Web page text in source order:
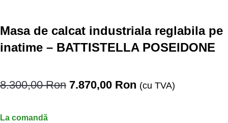
Masa de calcat industriala reglabila pe
inatime – BATTISTELLA POSEIDONE
8.300,00Ron 7.870,00 Ron (cu TVA)
La comandă